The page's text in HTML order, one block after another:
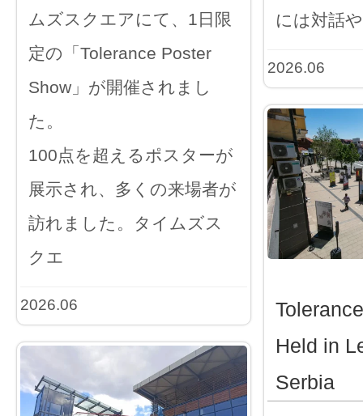
には対話
2026.06
ムズスクエアにて、1日限
定の「Tolerance Poster
Show」が開催されまし
た。
100点を超えるポスターが
展示され、多くの来場者が
訪れました。タイムズス
クエ
2026.06
Held in
Serbia